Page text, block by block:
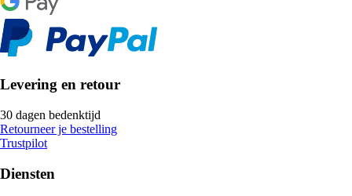
Levering en retour
30 dagen bedenktijd
Retourneer je bestelling
Trustpilot
Diensten